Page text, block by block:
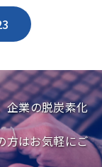
企業の脱炭素化
方はお気軽にご